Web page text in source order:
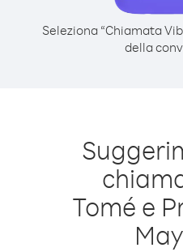
Seleziona “Chiamata
della
Tomé e